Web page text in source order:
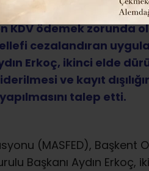
kazanç yerine,
KDV ödemek zorunda
cezalandıran
Erkoç, ikinci elde
ve kayıt
talep etti.
(MASFED),
Başkanı Aydın Erkoç,